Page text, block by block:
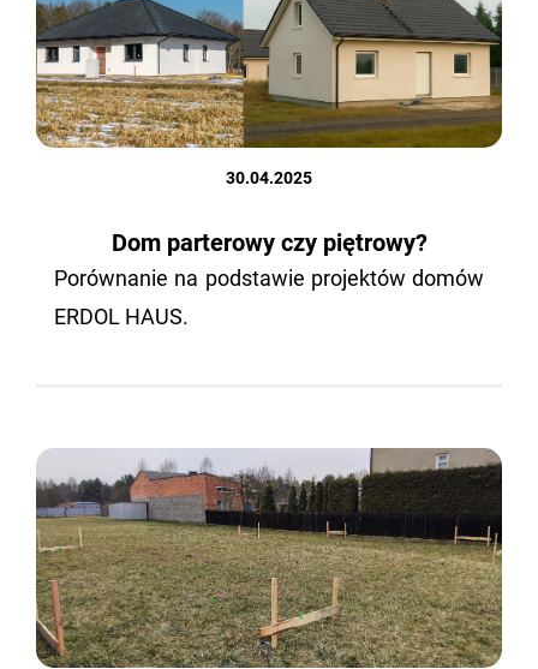
30.04.2025
Dom parterowy czy piętrowy?
Po­rów­na­nie na pod­sta­wie pro­jek­tów domów
ERDOL HAUS.